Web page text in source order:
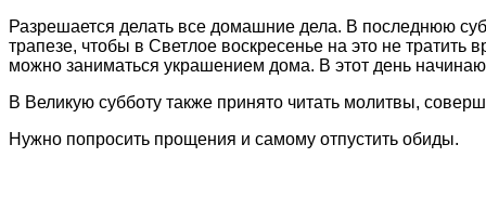
Разрешается делать все домашние дела. В последнюю
трапезе, чтобы в Светлое воскресенье на это не тратить
можно заниматься украшением дома. В этот день
В Великую субботу также принято читать молитвы,
Нужно попросить прощения и самому отпустить обиды.